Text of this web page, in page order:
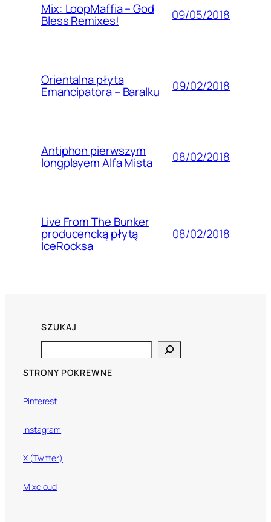
Mix: LoopMaffia – God
Bless Remixes! 09/05/2018
Orientalna płyta
Emancipatora – Baralku 09/02/2018
Antiphon pierwszym
longplayem Alfa Mista 08/02/2018
Live From The Bunker
producencką płytą
IceRocksa
08/02/2018
SZUKAJ
STRONY POKREWNE
Pinterest
Instagram
X (Twitter)
Mixcloud